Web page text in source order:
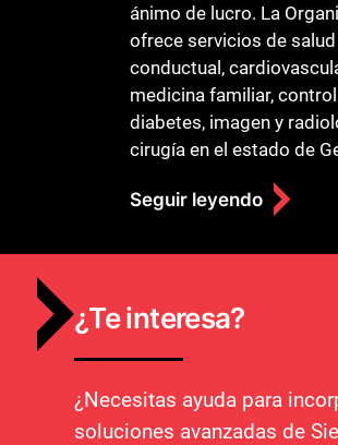
ánimo de lucro. La
ofrece servicios de salud
conductual,
medicina familiar,
diabetes, imagen y
cirugía en el estado de
Seguir leyendo
¿Te interesa?
¿Necesitas ayuda para
soluciones avanzadas de